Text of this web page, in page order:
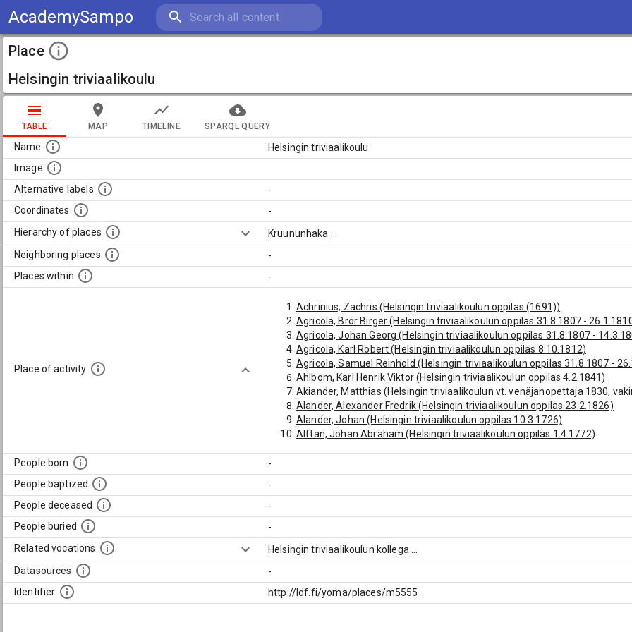
AcademySampo
Place
Helsingin triviaalikoulu
TABLE MAP TIMELINE SPARQL QUERY
Name
Helsingin triviaalikoulu
Image
Alternative labels
-
Coordinates
-
Hierarchy of places
Kruununhaka
Neighboring places
-
Places within
-
Place of activity
Achrinius, Zachris (Helsingin triviaalikoulun oppilas (1691))
Agricola, Bror Birger (Helsingin triviaalikoulun oppilas 31.8.1807 -
Agricola, Johan Georg (Helsingin triviaalikoulun oppilas 31.8.1807 -
Agricola, Karl Robert (Helsingin triviaalikoulun oppilas 8.10.1812)
Agricola, Samuel Reinhold (Helsingin triviaalikoulun oppilas 31.8.1807 -
Ahlbom, Karl Henrik Viktor (Helsingin triviaalikoulun oppilas 4.2.1841)
Akiander, Matthias (Helsingin triviaalikoulun vt. venäjänopettaja 1830,
Alander, Alexander Fredrik (Helsingin triviaalikoulun oppilas 23.2.1826)
Alander, Johan (Helsingin triviaalikoulun oppilas 10.3.1726)
Alftan, Johan Abraham (Helsingin triviaalikoulun oppilas 1.4.1772)
Andberg, Adolf (Helsingin triviaalikoulun oppilas 14.4.1818)
Appelroth, Otto Magnus (Helsingin triviaalikoulun alempi kollega ja
Argillander, Karl Gustaf (Helsingin triviaalikoulun rehtori)
Aschan, Petter (Helsingin triviaalikoulun oppilas 21.1.1723)
Asp, Johan (Helsingin triviaalikoulun oppilas 23.10.1728)
Asp, Matias (Helsingin triviaalikoulun oppilas 12.2.1723)
People born
-
People baptized
-
People deceased
-
People buried
-
Related vocations
Helsingin triviaalikoulun kollega
Datasources
-
Identifier
http://ldf.fi/yoma/places/m5555